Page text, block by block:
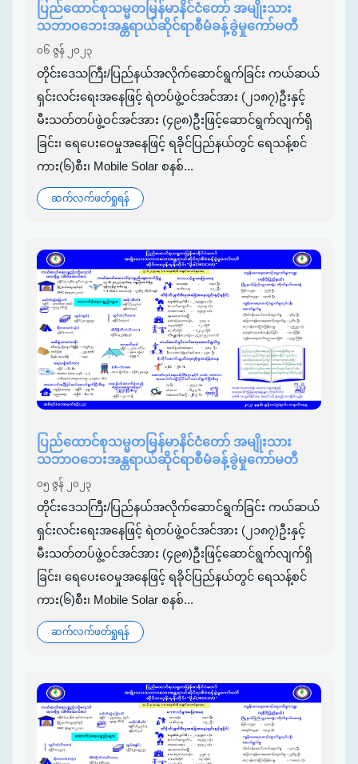
ပြည်ထောင်စုသမ္မတမြန်မာနိင်ငံတော် အမျိုးသား
သဘာဝဘေးအန္တရာယ်ဆိုင်ရာစီမံခန့်ခွဲမှုကော်မတီ
၀၆ ဇွန် ၂၀၂၃
တိုင်းဒေသကြီး/ပြည်နယ်အလိုက်ဆောင်ရွက်ခြင်း ကယ်ဆယ်
ရှင်းလင်းရေးအနေဖြင့် ရဲတပ်ဖွဲ့ဝင်အင်အား (၂၁၈၇)ဦးနှင့်
မီးသတ်တပ်ဖွဲ့ဝင်အင်အား (၄၉၈)ဦးဖြင့်ဆောင်ရွက်လျက်ရှိ
ခြင်း၊ ရေပေးဝေမှုအနေဖြင့် ရခိုင်ပြည်နယ်တွင် ရေသန့်စင်
ကား(၆)စီး၊ Mobile Solar စနစ်...
ဆက်လက်ဖတ်ရှုရန်
ပြည်ထောင်စုသမ္မတမြန်မာနိင်ငံတော် အမျိုးသား
သဘာဝဘေးအန္တရာယ်ဆိုင်ရာစီမံခန့်ခွဲမှုကော်မတီ
၀၅ ဇွန် ၂၀၂၃
တိုင်းဒေသကြီး/ပြည်နယ်အလိုက်ဆောင်ရွက်ခြင်း ကယ်ဆယ်
ရှင်းလင်းရေးအနေဖြင့် ရဲတပ်ဖွဲ့ဝင်အင်အား (၂၁၈၇)ဦးနှင့်
မီးသတ်တပ်ဖွဲ့ဝင်အင်အား (၄၉၈)ဦးဖြင့်ဆောင်ရွက်လျက်ရှိ
ခြင်း၊ ရေပေးဝေမှုအနေဖြင့် ရခိုင်ပြည်နယ်တွင် ရေသန့်စင်
ကား(၆)စီး၊ Mobile Solar စနစ်...
ဆက်လက်ဖတ်ရှုရန်